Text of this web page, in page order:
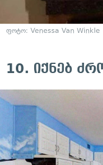
ფოტო: Venessa Van Winkle
10. იქნებ